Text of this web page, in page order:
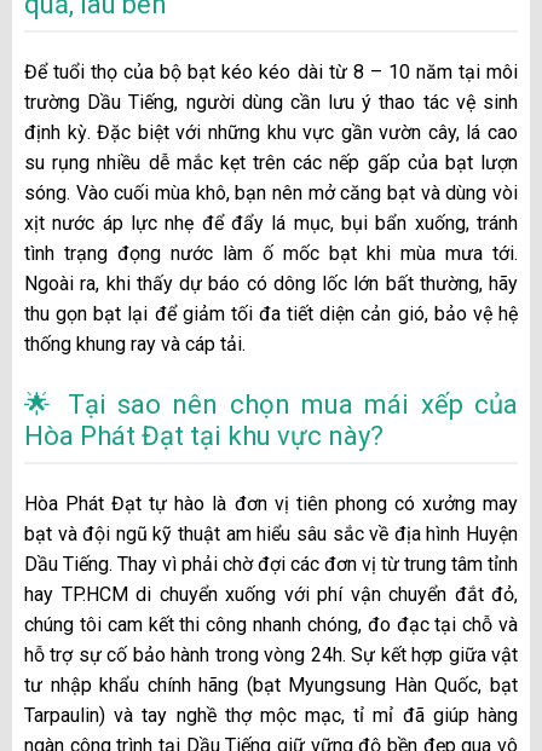
Để tuổi thọ của bộ bạt kéo kéo dài từ 8 – 10 năm tại môi
trường Dầu Tiếng, người dùng cần lưu ý thao tác vệ sinh
định kỳ. Đặc biệt với những khu vực gần vườn cây, lá cao
su rụng nhiều dễ mắc kẹt trên các nếp gấp của bạt lượn
sóng. Vào cuối mùa khô, bạn nên mở căng bạt và dùng vòi
xịt nước áp lực nhẹ để đẩy lá mục, bụi bẩn xuống, tránh
tình trạng đọng nước làm ố mốc bạt khi mùa mưa tới.
Ngoài ra, khi thấy dự báo có dông lốc lớn bất thường, hãy
thu gọn bạt lại để giảm tối đa tiết diện cản gió, bảo vệ hệ
thống khung ray và cáp tải.
🌟 Tại sao nên chọn mua mái xếp của
Hòa Phát Đạt tại khu vực này?
Hòa Phát Đạt tự hào là đơn vị tiên phong có xưởng may
bạt và đội ngũ kỹ thuật am hiểu sâu sắc về địa hình Huyện
Dầu Tiếng. Thay vì phải chờ đợi các đơn vị từ trung tâm tỉnh
hay TP.HCM di chuyển xuống với phí vận chuyển đắt đỏ,
chúng tôi cam kết thi công nhanh chóng, đo đạc tại chỗ và
hỗ trợ sự cố bảo hành trong vòng 24h. Sự kết hợp giữa vật
tư nhập khẩu chính hãng (bạt Myungsung Hàn Quốc, bạt
Tarpaulin) và tay nghề thợ mộc mạc, tỉ mỉ đã giúp hàng
ngàn công trình tại Dầu Tiếng giữ vững độ bền đẹp qua vô